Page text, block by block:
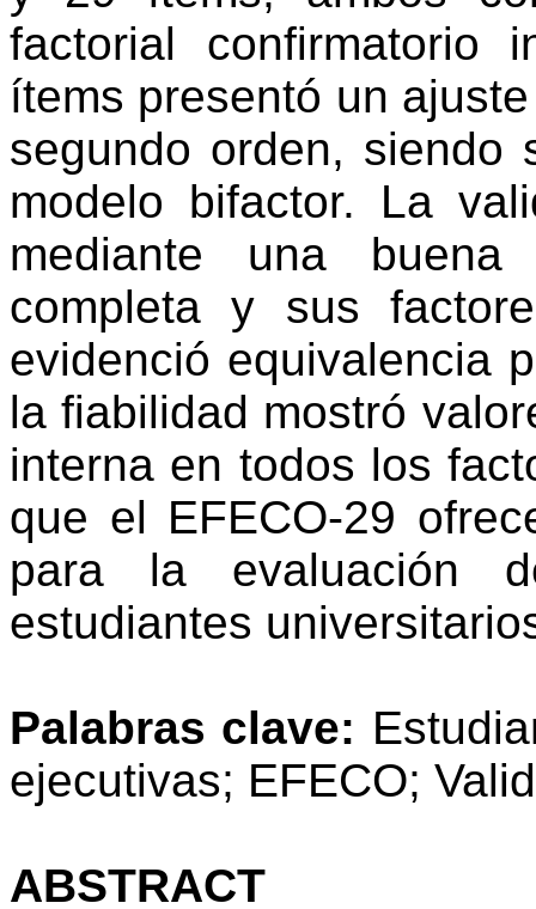
factorial
ítems presentó un
segundo orden, siendo
modelo bifactor. La
mediante una
completa y sus
evidenció equivalencia
la fiabilidad mostró
interna en todos los
que el EFECO-29
para la evaluación
estudiantes
Palabras clave:
ejecutivas; EFECO;
ABSTRACT